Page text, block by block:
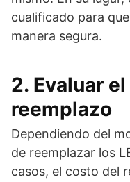
cualificado para
manera segura.
2. Evaluar
reemplazo
Dependiendo del
de reemplazar los
casos, el costo del